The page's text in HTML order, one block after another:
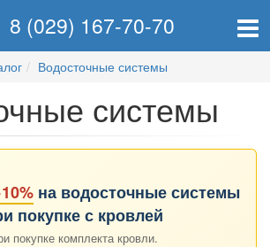
8 (029) 167-70-70
Водосточные системы
системы
на водосточные системы
покупке с кровлей
покупке комплекта кровли.